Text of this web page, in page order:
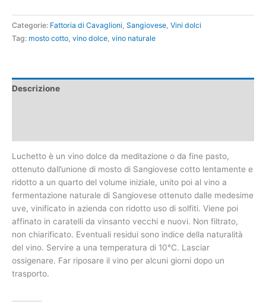
Categorie: Fattoria di Cavaglioni, Sangiovese, Vini dolci
Tag: mosto cotto, vino dolce, vino naturale
Descrizione
Luchetto è un vino dolce da meditazione o da fine pasto,
ottenuto dall’unione di mosto di Sangiovese cotto lentamente e
ridotto a un quarto del volume iniziale, unito poi al vino a
fermentazione naturale di Sangiovese ottenuto dalle medesime
uve, vinificato in azienda con ridotto uso di solfiti. Viene poi
affinato in caratelli da vinsanto vecchi e nuovi. Non filtrato,
non chiarificato. Eventuali residui sono indice della naturalità
del vino. Servire a una temperatura di 10°C. Lasciar
ossigenare. Far riposare il vino per alcuni giorni dopo un
trasporto.